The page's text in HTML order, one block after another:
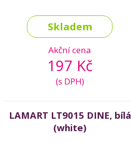
Skladem
Akční cena
197 Kč
(s DPH)
LAMART LT9015 DINE, bílá
(white)